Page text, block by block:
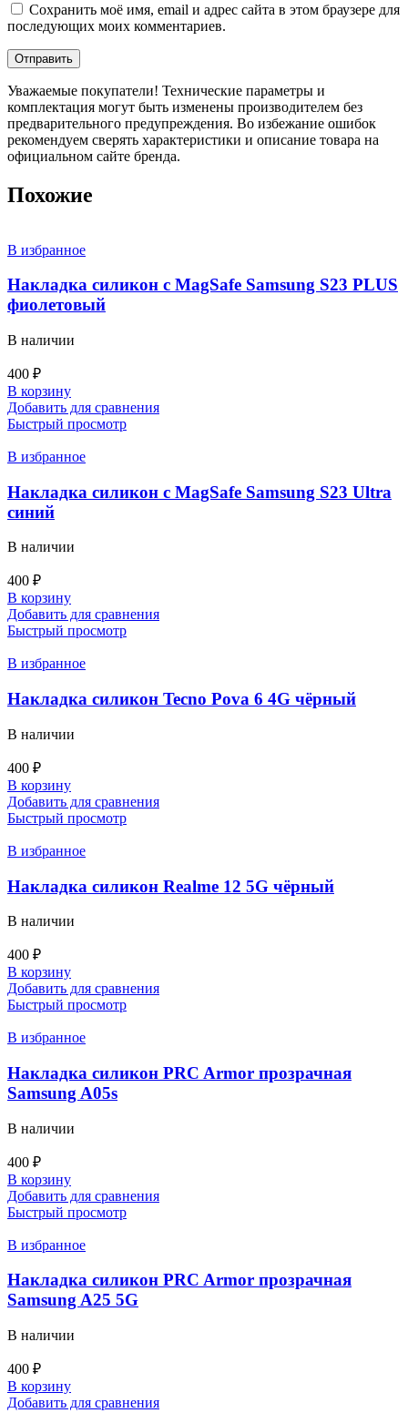
Сохранить моё имя, email и адрес сайта в этом браузере для
последующих моих комментариев.
Уважаемые покупатели! Технические параметры и
комплектация могут быть изменены производителем без
предварительного предупреждения. Во избежание ошибок
рекомендуем сверять характеристики и описание товара на
официальном сайте бренда.
Похожие
В избранное
Накладка силикон с MagSafe Samsung S23 PLUS
фиолетовый
В наличии
400 ₽
В корзину
Добавить для сравнения
Быстрый просмотр
В избранное
Накладка силикон с MagSafe Samsung S23 Ultra
синий
В наличии
400 ₽
В корзину
Добавить для сравнения
Быстрый просмотр
В избранное
Накладка силикон Tecno Pova 6 4G чёрный
В наличии
400 ₽
В корзину
Добавить для сравнения
Быстрый просмотр
В избранное
Накладка силикон Realme 12 5G чёрный
В наличии
400 ₽
В корзину
Добавить для сравнения
Быстрый просмотр
В избранное
Накладка силикон PRC Armor прозрачная
Samsung A05s
В наличии
400 ₽
В корзину
Добавить для сравнения
Быстрый просмотр
В избранное
Накладка силикон PRC Armor прозрачная
Samsung A25 5G
В наличии
400 ₽
В корзину
Добавить для сравнения